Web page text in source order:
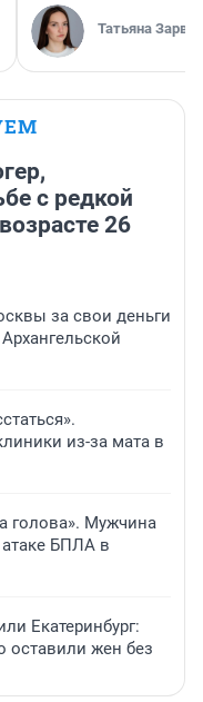
Татьяна Зарва
с редкой
26
за свои деньги
из-за мата в
голова». Мужчина
атаке БПЛА в
Екатеринбург:
оставили жен без